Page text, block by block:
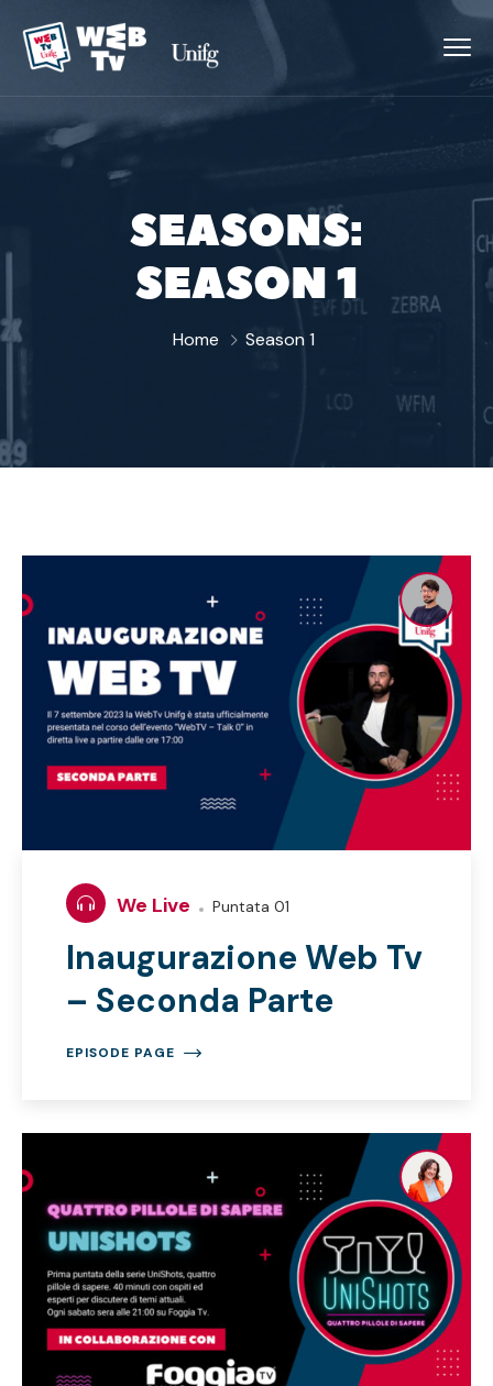
SEASONS:
SEASON 1
Home Season 1
We Live Puntata 01
Inaugurazione Web Tv
– Seconda Parte
EPISODE PAGE